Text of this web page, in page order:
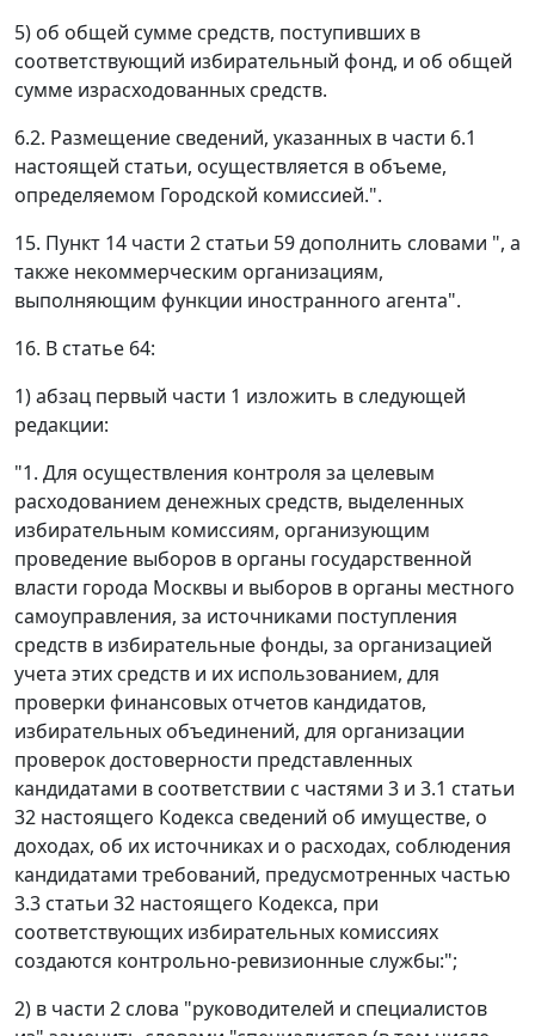
5) об общей сумме средств, поступивших в
соответствующий избирательный фонд, и об общей
сумме израсходованных средств.
6.2. Размещение сведений, указанных в части 6.1
настоящей статьи, осуществляется в объеме,
определяемом Городской комиссией.".
15. Пункт 14 части 2 статьи 59 дополнить словами ", а
также некоммерческим организациям,
выполняющим функции иностранного агента".
16. В статье 64:
1) абзац первый части 1 изложить в следующей
редакции:
"1. Для осуществления контроля за целевым
расходованием денежных средств, выделенных
избирательным комиссиям, организующим
проведение выборов в органы государственной
власти города Москвы и выборов в органы местного
самоуправления, за источниками поступления
средств в избирательные фонды, за организацией
учета этих средств и их использованием, для
проверки финансовых отчетов кандидатов,
избирательных объединений, для организации
проверок достоверности представленных
кандидатами в соответствии с частями 3 и 3.1 статьи
32 настоящего Кодекса сведений об имуществе, о
доходах, об их источниках и о расходах, соблюдения
кандидатами требований, предусмотренных частью
3.3 статьи 32 настоящего Кодекса, при
соответствующих избирательных комиссиях
создаются контрольно-ревизионные службы:";
2) в части 2 слова "руководителей и специалистов